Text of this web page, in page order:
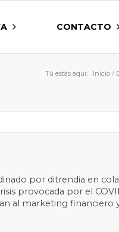
CONTACTO
Tú estás aquí: Inicio /
por ditrendia en
provocada por el
al
marketing financiero